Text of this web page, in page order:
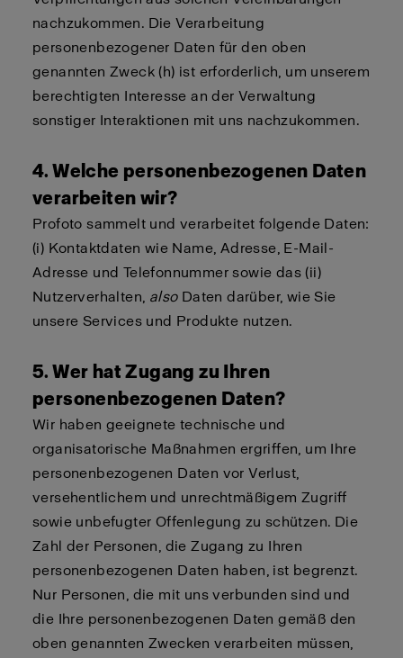
nachzukommen. Die Verarbeitung
personenbezogener Daten für den oben
genannten Zweck (h) ist erforderlich, um unserem
berechtigten Interesse an der Verwaltung
sonstiger Interaktionen mit uns nachzukommen.
4. Welche personenbezogenen Daten
verarbeiten wir?
Profoto sammelt und verarbeitet folgende Daten:
(i) Kontaktdaten wie Name, Adresse, E-Mail-
Adresse und Telefonnummer sowie das (ii)
Nutzerverhalten, alsoDaten darüber, wie Sie
unsere Services und Produkte nutzen.
5. Wer hat Zugang zu Ihren
personenbezogenen Daten?
Wir haben geeignete technische und
organisatorische Maßnahmen ergriffen, um Ihre
personenbezogenen Daten vor Verlust,
versehentlichem und unrechtmäßigem Zugriff
sowie unbefugter Offenlegung zu schützen. Die
Zahl der Personen, die Zugang zu Ihren
personenbezogenen Daten haben, ist begrenzt.
Nur Personen, die mit uns verbunden sind und
die Ihre personenbezogenen Daten gemäß den
oben genannten Zwecken verarbeiten müssen,